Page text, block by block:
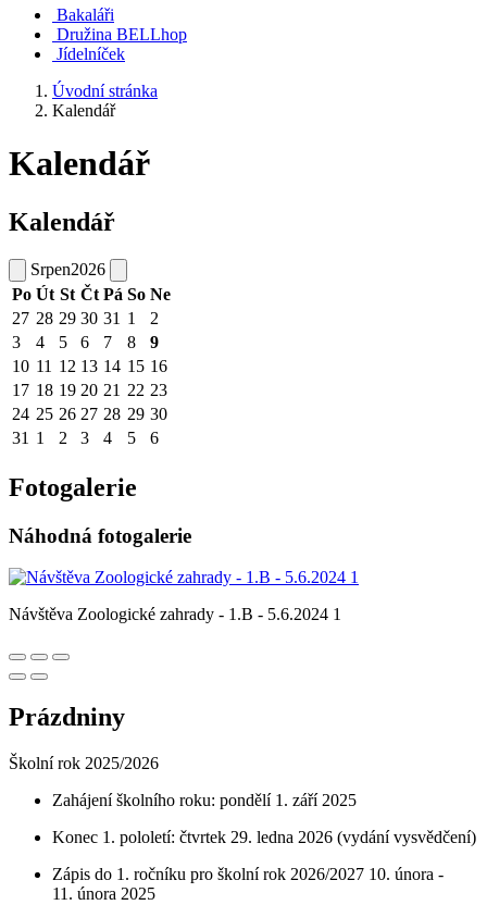
Bakaláři
Družina BELLhop
Jídelníček
Úvodní stránka
Kalendář
Kalendář
Kalendář
Srpen2026
Po Út St Čt Pá So Ne
27 28 29 30 31 1
2
3
4 5 6 7 8
9
10 11 12 13 14 15 16
17 18 19 20 21 22 23
24 25 26 27 28 29 30
31 1 2 3 4 5 6
Fotogalerie
Náhodná fotogalerie
Návštěva Zoologické zahrady - 1.B - 5.6.2024 1
Prázdniny
Školní rok 2025/2026
Zahájení školního roku: pondělí 1. září 2025
Konec 1. pololetí: čtvrtek 29. ledna 2026 (vydání vysvědčení)
Zápis do 1. ročníku pro školní rok 2026/2027 10. února -
11. února 2025